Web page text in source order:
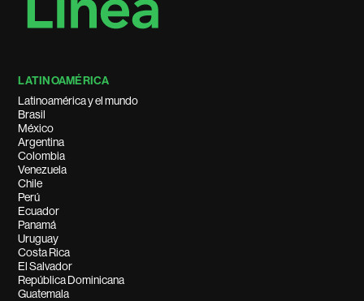
LATINOAMÉRICA
Latinoamérica y el mundo
Brasil
México
Argentina
Colombia
Venezuela
Chile
Perú
Ecuador
Panamá
Uruguay
Costa Rica
El Salvador
República Dominicana
Guatemala